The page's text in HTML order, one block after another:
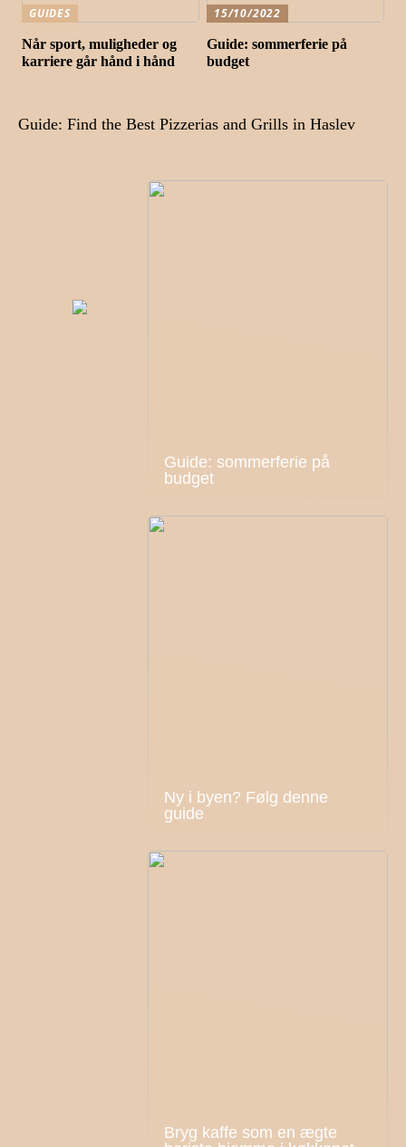
GUIDES
Når sport, muligheder og
karriere går hånd i hånd
15/10/2022
Guide: sommerferie på
budget
Guide: Find the Best Pizzerias and Grills in Haslev
Guide: sommerferie på
budget
Ny i byen? Følg denne
guide
Bryg kaffe som en ægte